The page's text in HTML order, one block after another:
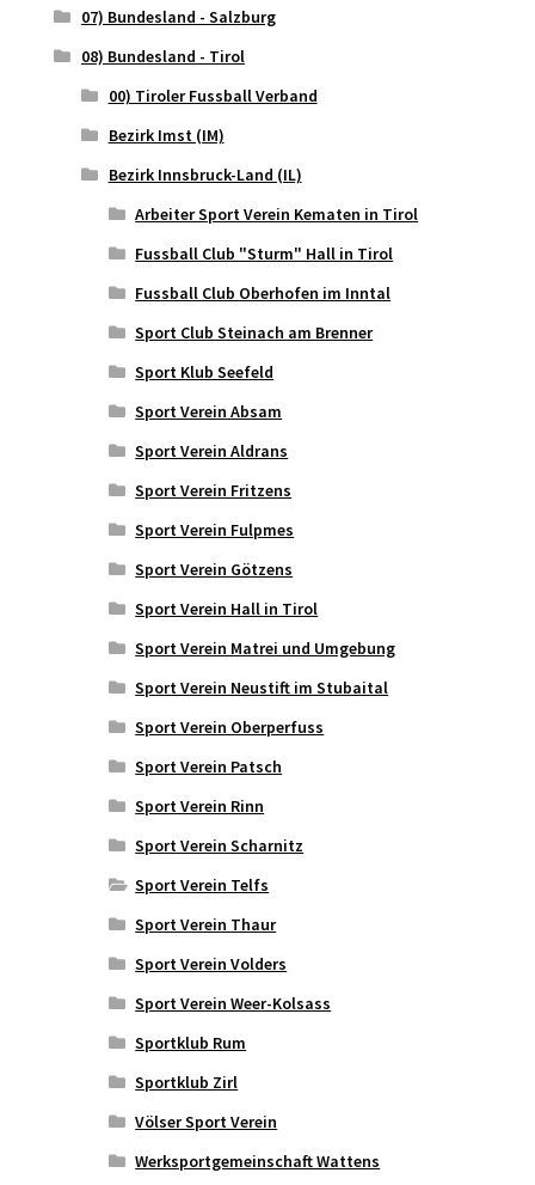
07) Bundesland - Salzburg
08) Bundesland - Tirol
00) Tiroler Fussball Verband
Bezirk Imst (IM)
Bezirk Innsbruck-Land (IL)
Arbeiter Sport Verein Kematen in Tirol
Fussball Club "Sturm" Hall in Tirol
Fussball Club Oberhofen im Inntal
Sport Club Steinach am Brenner
Sport Klub Seefeld
Sport Verein Absam
Sport Verein Aldrans
Sport Verein Fritzens
Sport Verein Fulpmes
Sport Verein Götzens
Sport Verein Hall in Tirol
Sport Verein Matrei und Umgebung
Sport Verein Neustift im Stubaital
Sport Verein Oberperfuss
Sport Verein Patsch
Sport Verein Rinn
Sport Verein Scharnitz
Sport Verein Telfs
Sport Verein Thaur
Sport Verein Volders
Sport Verein Weer-Kolsass
Sportklub Rum
Sportklub Zirl
Völser Sport Verein
Werksportgemeinschaft Wattens